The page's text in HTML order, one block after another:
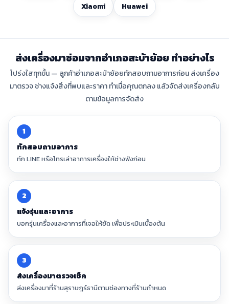
Xiaomi Huawei
ส่งเครื่องมาซ่อมจากอำเภอสะบ้าย้อย ทำอย่างไร
โปร่งใสทุกขั้น — ลูกค้าอำเภอสะบ้าย้อยทักสอบถามอาการก่อน ส่งเครื่อง
มาตรวจ ช่างแจ้งสิ่งที่พบและราคา ทำเมื่อคุณตกลง แล้วจัดส่งเครื่องกลับ
ตามข้อมูลการจัดส่ง
1
ทักสอบถามอาการ
ทัก LINE หรือโทรเล่าอาการเครื่องให้ช่างฟังก่อน
2
แจ้งรุ่นและอาการ
บอกรุ่นเครื่องและอาการที่เจอให้ชัด เพื่อประเมินเบื้องต้น
3
ส่งเครื่องมาตรวจเช็ก
ส่งเครื่องมาที่ร้านสุราษฎร์ธานีตามช่องทางที่ร้านกำหนด